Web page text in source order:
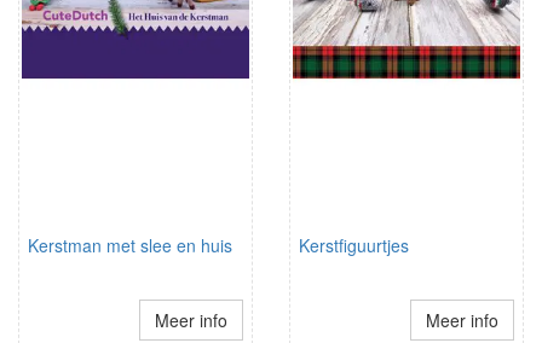
Kerstman met slee en huis
Meer info
Kerstfiguurtjes
Meer info